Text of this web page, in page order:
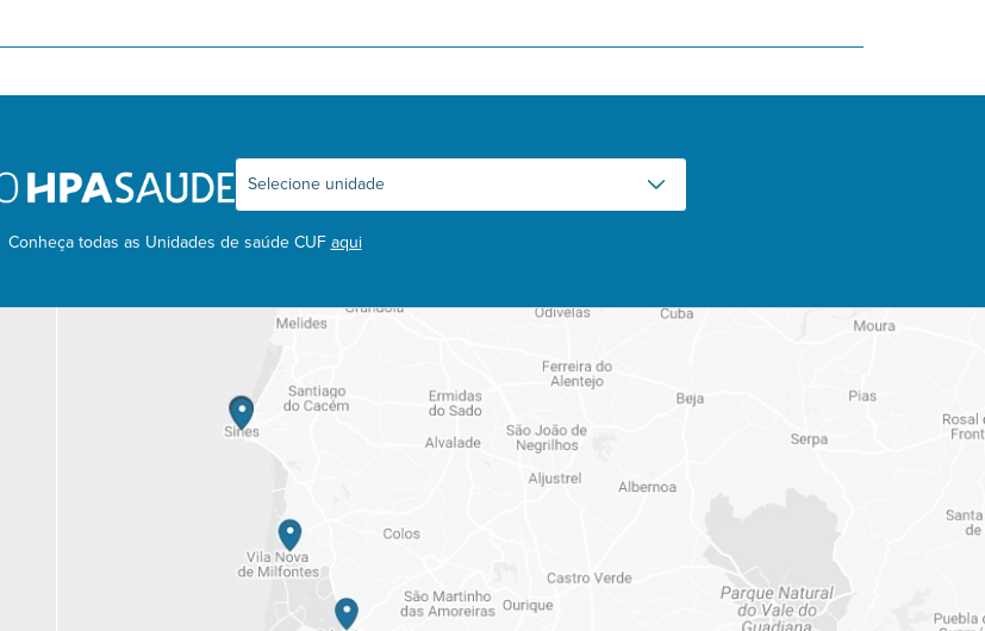
Conheça todas as Unidades de saúde CUF aqui